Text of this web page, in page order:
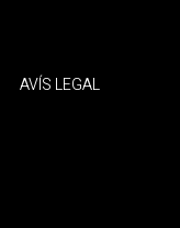
AVÍS LEGAL